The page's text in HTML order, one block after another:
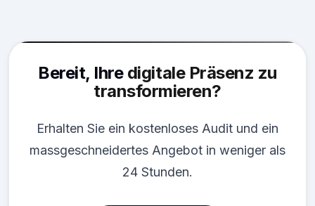
Bereit, Ihre digitale Präsenz zu
transformieren?
Erhalten Sie ein kostenloses Audit und ein
massgeschneidertes Angebot in weniger als
24 Stunden.